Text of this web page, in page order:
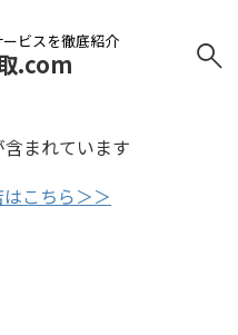
ビスを徹底紹介
.com
まれています
こちら＞＞